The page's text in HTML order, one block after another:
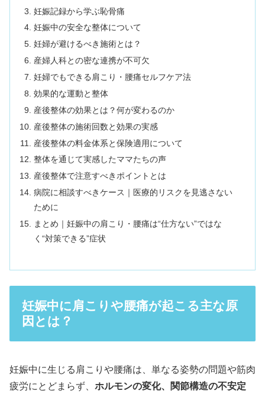
妊娠記録から学ぶ恥骨痛
妊娠中の安全な整体について
妊婦が避けるべき施術とは？
産婦人科との密な連携が不可欠
妊婦でもできる肩こり・腰痛セルフケア法
効果的な運動と整体
産後整体の効果とは？何が変わるのか
産後整体の施術回数と効果の実感
産後整体の料金体系と保険適用について
整体を通じて実感したママたちの声
産後整体で注意すべきポイントとは
病院に相談すべきケース｜医療的リスクを見逃さない
ために
まとめ｜妊娠中の肩こり・腰痛は“仕方ない”ではな
く“対策できる”症状
妊娠中に肩こりや腰痛が起こる主な原
因とは？
妊娠中に生じる肩こりや腰痛は、単なる姿勢の問題や筋肉
疲労にとどまらず、 ホルモンの変化、関節構造の不安定